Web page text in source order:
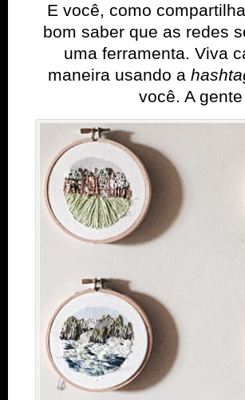
E você, como
bom saber que as redes
uma ferramenta. Viva
maneira usando a
você. A